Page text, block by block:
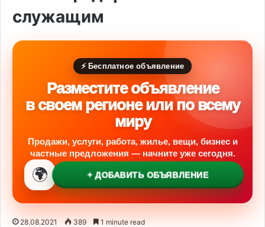
служащим
⚡ Бесплатное объявление
Разместите объявление
в своем регионе или по всему
миру
Продажи, услуги, работа, жилье, вещи, бизнес и
частные предложения — начните уже сегодня.
🌍 + ДОБАВИТЬ ОБЪЯВЛЕНИЕ
28.08.2021 389 1 minute read